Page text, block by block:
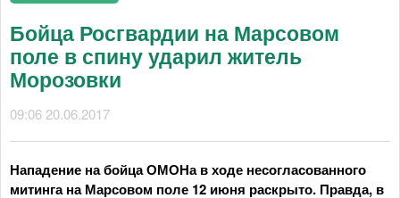
Бойца Росгвардии на Марсовом
поле в спину ударил житель
Морозовки
09:06 20.06.2017
Нападение на бойца ОМОНа в ходе несогласованного
митинга на Марсовом поле 12 июня раскрыто. Правда, в